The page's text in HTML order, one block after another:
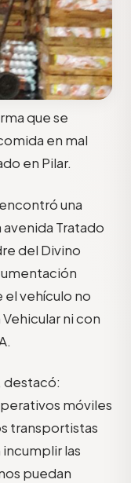
que se
en mal
en Pilar.
una
Tratado
del Divino
vehículo no
ni con
destacó:
móviles
transportistas
las
puedan